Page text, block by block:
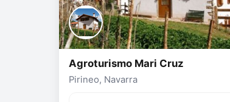
Agroturismo Mari Cruz
Pirineo, Navarra